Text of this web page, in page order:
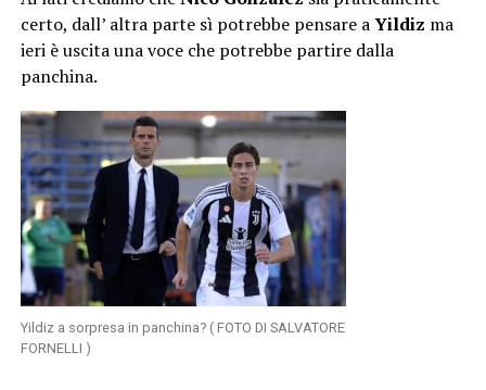
certo, dall’ altra parte sì potrebbe pensare aYildiz ma
ieri è uscita una voce che potrebbe partire dalla
panchina.
Yildiz a sorpresa in panchina? ( FOTO DI SALVATORE
FORNELLI )